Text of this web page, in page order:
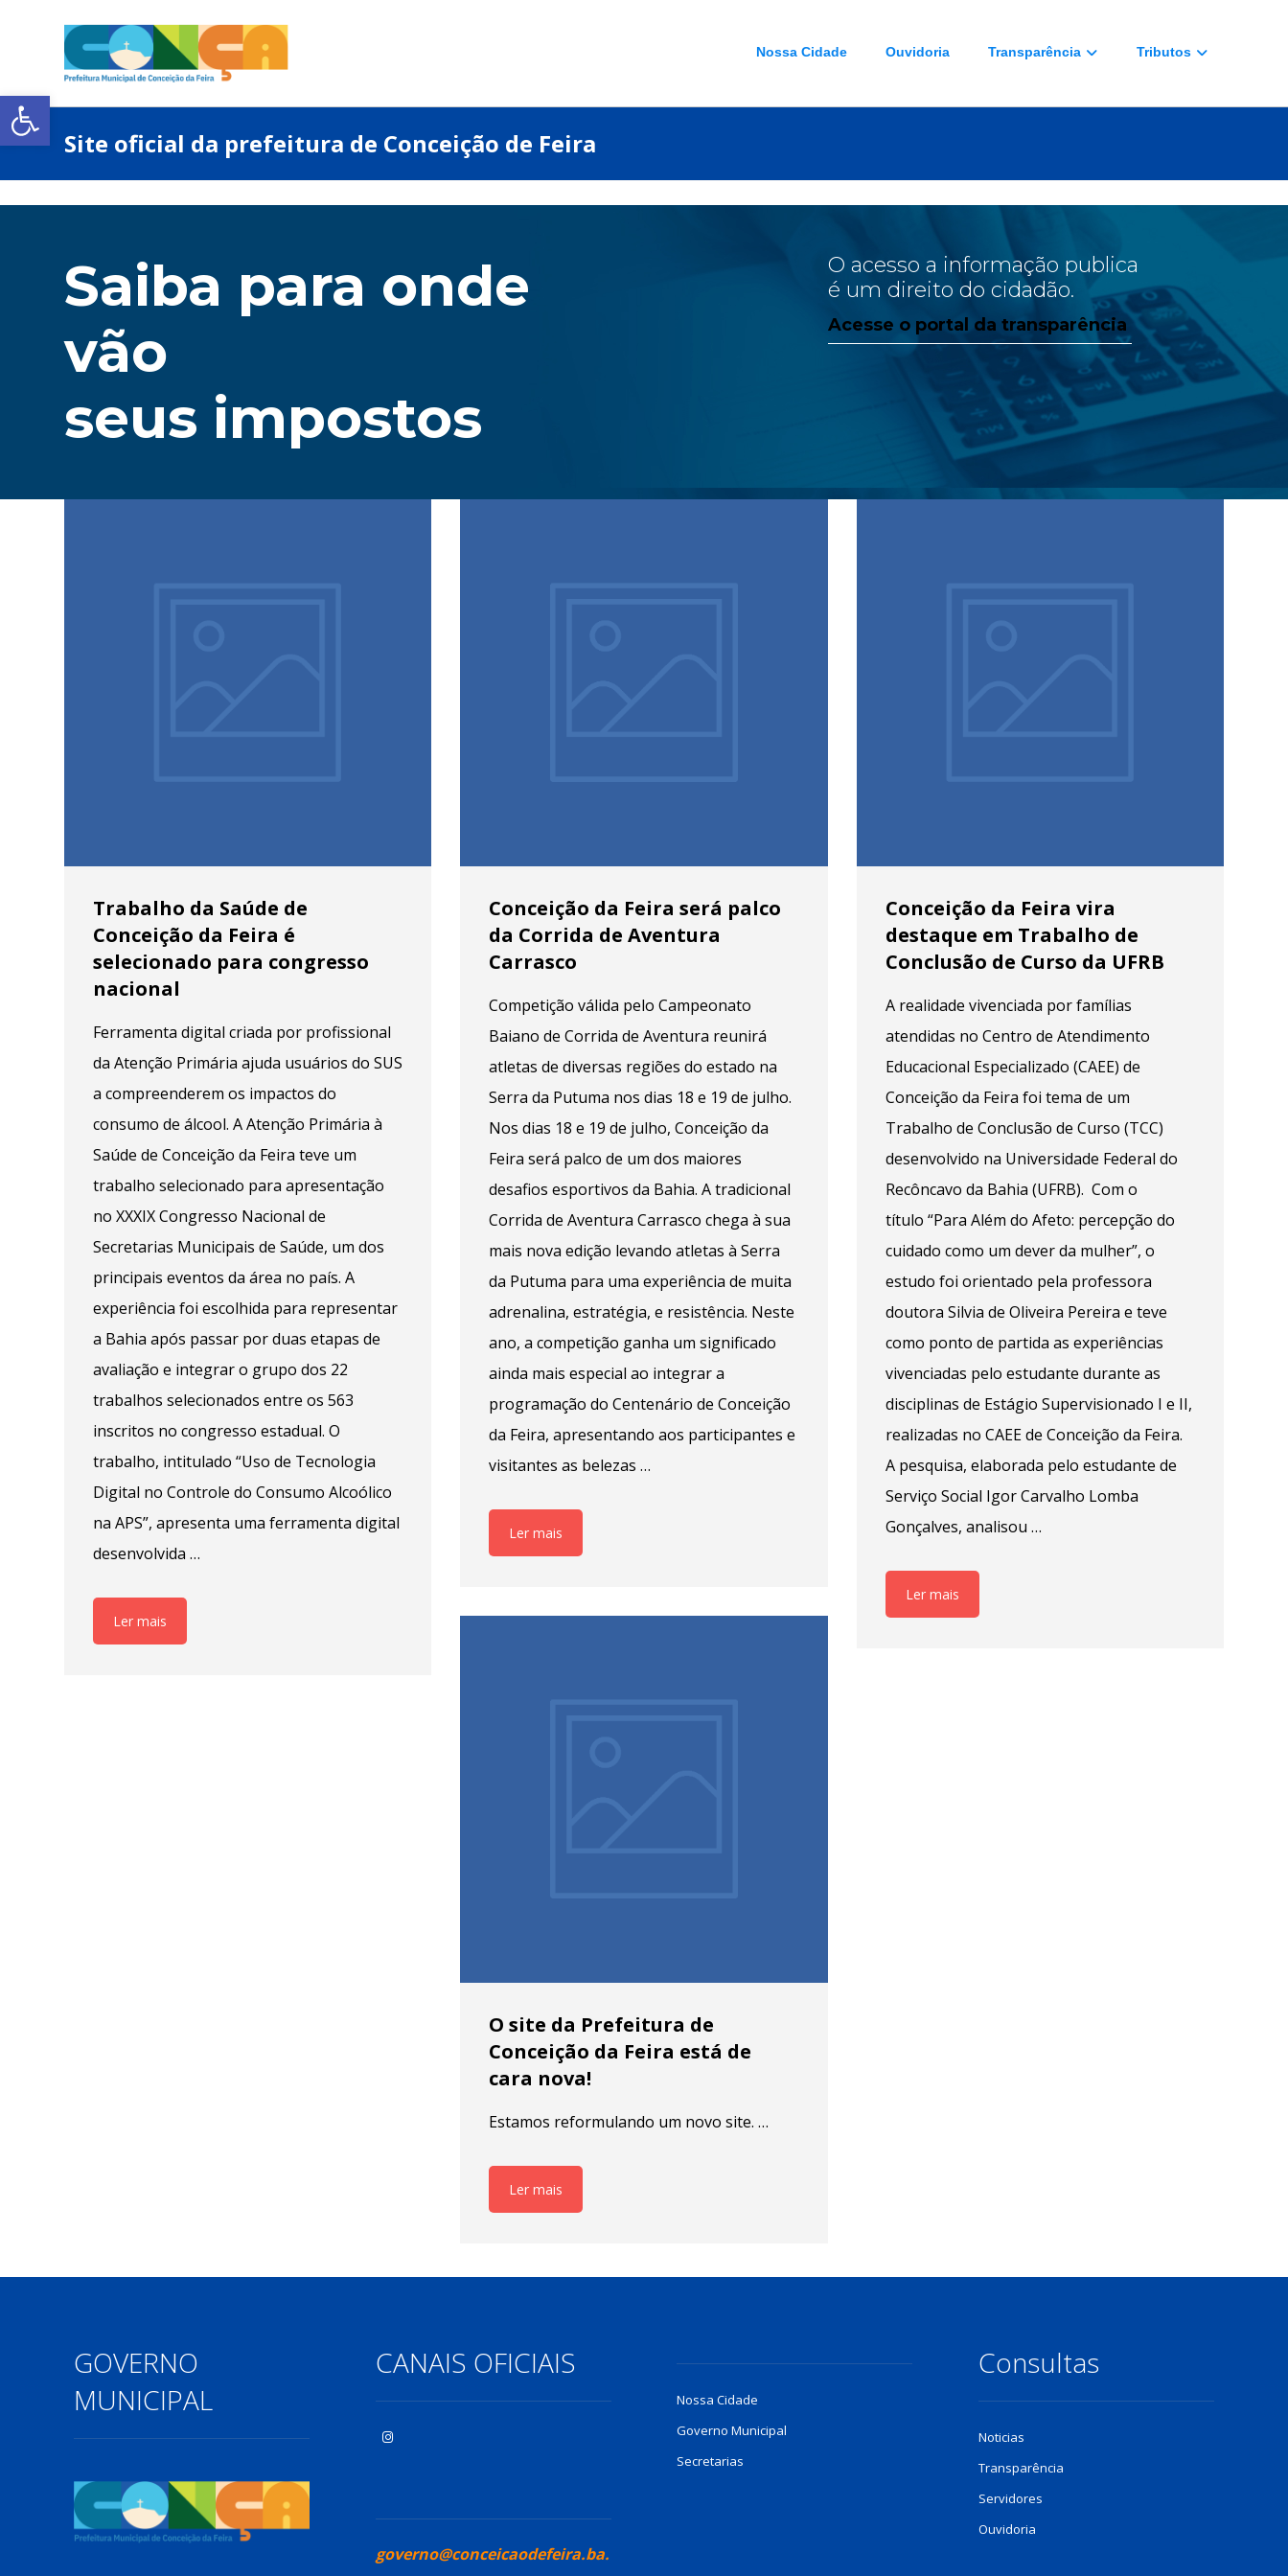
Abrir a barra de ferramentas
Nossa Cidade Ouvidoria Transparência Tributos
Site oficial da prefeitura de Conceição de Feira
Saiba para onde
vão
seus impostos
O acesso a informação publica
é um direito do cidadão.
Acesse o portal da transparência
Trabalho da Saúde de
Conceição da Feira é
selecionado para congresso
nacional
Ferramenta digital criada por profissional
da Atenção Primária ajuda usuários do SUS
a compreenderem os impactos do
consumo de álcool. A Atenção Primária à
Saúde de Conceição da Feira teve um
trabalho selecionado para apresentação
no XXXIX Congresso Nacional de
Secretarias Municipais de Saúde, um dos
principais eventos da área no país. A
experiência foi escolhida para representar
a Bahia após passar por duas etapas de
avaliação e integrar o grupo dos 22
trabalhos selecionados entre os 563
inscritos no congresso estadual. O
trabalho, intitulado “Uso de Tecnologia
Digital no Controle do Consumo Alcoólico
na APS”, apresenta uma ferramenta digital
desenvolvida …
Ler mais
Conceição da Feira será palco
da Corrida de Aventura
Carrasco
Competição válida pelo Campeonato
Baiano de Corrida de Aventura reunirá
atletas de diversas regiões do estado na
Serra da Putuma nos dias 18 e 19 de julho.
Nos dias 18 e 19 de julho, Conceição da
Feira será palco de um dos maiores
desafios esportivos da Bahia. A tradicional
Corrida de Aventura Carrasco chega à sua
mais nova edição levando atletas à Serra
da Putuma para uma experiência de muita
adrenalina, estratégia, e resistência. Neste
ano, a competição ganha um significado
ainda mais especial ao integrar a
programação do Centenário de Conceição
da Feira, apresentando aos participantes e
visitantes as belezas …
Ler mais
Conceição da Feira vira
destaque em Trabalho de
Conclusão de Curso da UFRB
A realidade vivenciada por famílias
atendidas no Centro de Atendimento
Educacional Especializado (CAEE) de
Conceição da Feira foi tema de um
Trabalho de Conclusão de Curso (TCC)
desenvolvido na Universidade Federal do
Recôncavo da Bahia (UFRB). Com o
título “Para Além do Afeto: percepção do
cuidado como um dever da mulher”, o
estudo foi orientado pela professora
doutora Silvia de Oliveira Pereira e teve
como ponto de partida as experiências
vivenciadas pelo estudante durante as
disciplinas de Estágio Supervisionado I e II,
realizadas no CAEE de Conceição da Feira.
A pesquisa, elaborada pelo estudante de
Serviço Social Igor Carvalho Lomba
Gonçalves, analisou …
Ler mais
O site da Prefeitura de
Conceição da Feira está de
cara nova!
Estamos reformulando um novo site. …
Ler mais
GOVERNO
MUNICIPAL
CANAIS OFICIAIS
governo@conceicaodefeira.ba.
Nossa Cidade
Governo Municipal
Secretarias
Consultas
Noticias
Transparência
Servidores
Ouvidoria